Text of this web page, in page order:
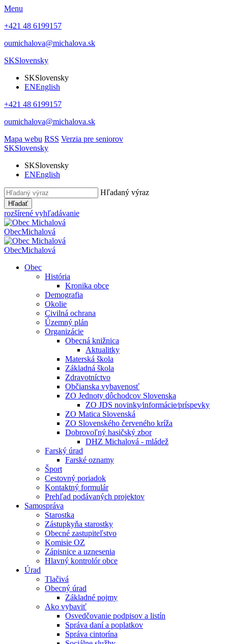
Menu
+421 48 6199157
oumichalova@michalova.sk
SKSlovensky
SKSlovensky
ENEnglish
+421 48 6199157
oumichalova@michalova.sk
Mapa webu RSS Verzia pre seniorov
SKSlovensky
SKSlovensky
ENEnglish
Hľadaný výraz
Hľadať
rozšírené vyhľadávanie
ObecMichalová
ObecMichalová
Obec
História
Kronika obce
Demografia
Okolie
Civilná ochrana
Územný plán
Organizácie
Obecná knižnica
Aktualitky
Materská škola
Základná škola
Zdravotníctvo
Občianska vybavenosť
ZO Jednoty dôchodcov Slovenska
ZO JDS novinky⁄informácie⁄príspevky
ZO Matica Slovenská
ZO Slovenského červeného kríža
Dobrovoľný hasičský zbor
DHZ Michalová - mládež
Farský úrad
Farské oznamy
Šport
Cestovný poriadok
Kontaktný formulár
Prehľad podávaných projektov
Samospráva
Starostka
Zástupkyňa starostky
Obecné zastupiteľstvo
Komisie OZ
Zápisnice a uznesenia
Hlavný kontrolór obce
Úrad
Tlačivá
Obecný úrad
Základné pojmy
Ako vybaviť
Osvedčovanie podpisov a listín
Správa daní a poplatkov
Správa cintorína